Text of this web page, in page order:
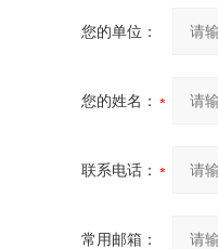
您的单位：
您的姓名：
联系电话：
常用邮箱：